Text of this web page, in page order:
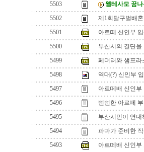
5503
웹테사모 꿈
5502
제1회달구벌배
5501
아르떼 신인부
5500
부산시의 결단을
5499
페더러와 샘프라
5498
역대(?) 신인부
5497
아르떼배 신인부
5496
뻔뻔한 아르떼
5495
부산시민이 연
5494
파마가 준비한
5493
아르떼배 신인